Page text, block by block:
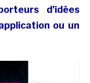
d’idées
ou un